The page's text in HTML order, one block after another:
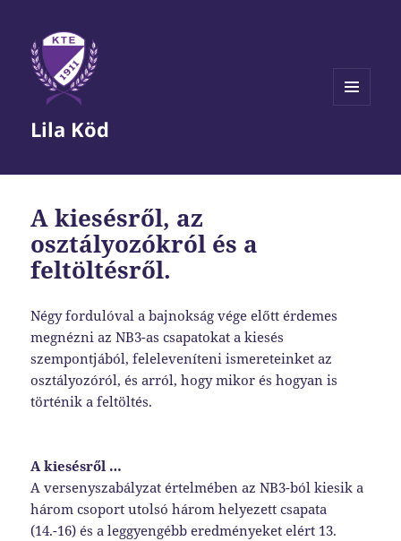
Lila Köd
A kiesésről, az
osztályozókról és a
feltöltésről.
Négy fordulóval a bajnokság vége előtt érdemes
megnézni az NB3-as csapatokat a kiesés
szempontjából, feleleveníteni ismereteinket az
osztályozóról, és arról, hogy mikor és hogyan is
történik a feltöltés.
A kiesésről …
A versenyszabályzat értelmében az NB3-ból kiesik a
három csoport utolsó három helyezett csapata
(14.-16) és a leggyengébb eredményeket elért 13.